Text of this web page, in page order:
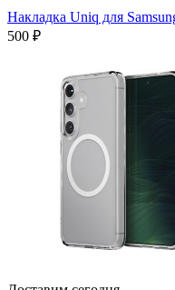
Накладка Uniq для
500 ₽